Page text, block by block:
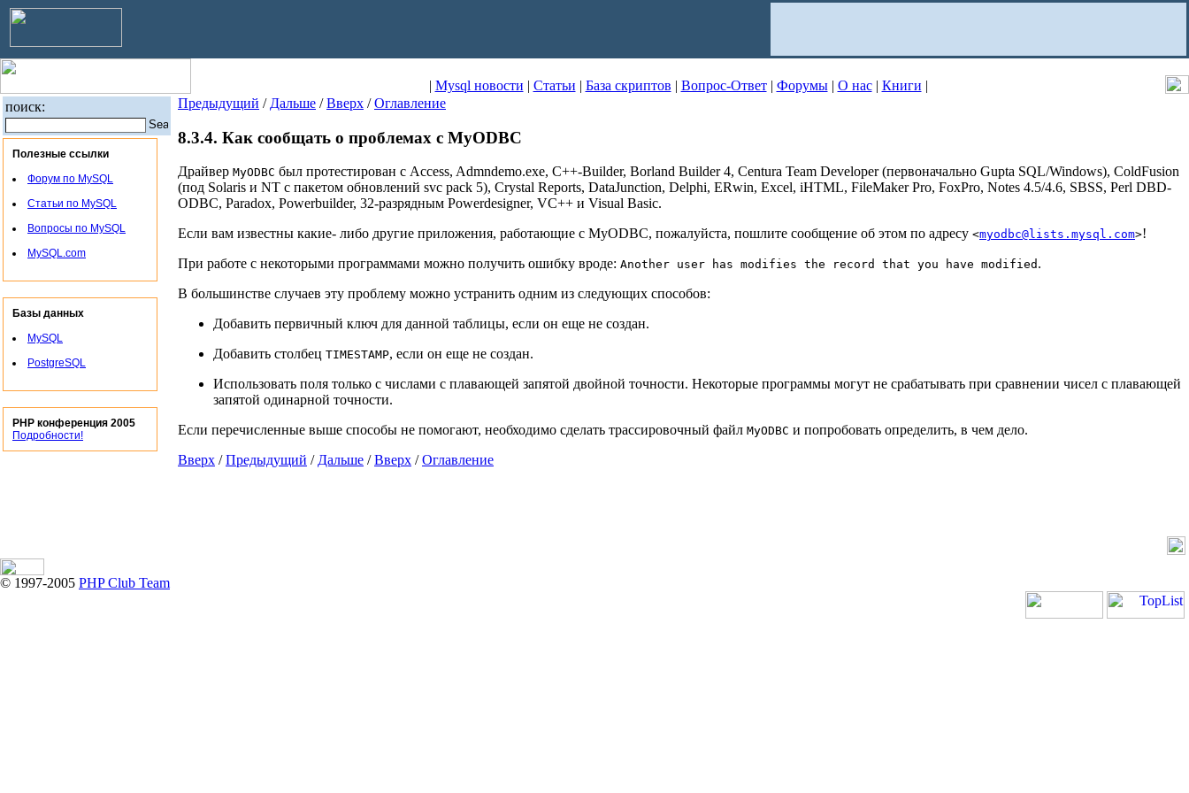
| Mysql новости | Статьи | База скриптов | Вопрос-Ответ| Форумы| О нас| Книги |
поиск:
Полезные ссылки
Форум по MySQL
Статьи по MySQL
Вопросы по MySQL
MySQL.com
Базы данных
MySQL
PostgreSQL
PHP конференция 2005
Подробности!
Предыдущий / Дальше /Вверх /Оглавление
8.3.4. Как сообщать о проблемах с MyODBC
Драйвер MyODBC был протестирован с Access, Admndemo.exe, C++-Builder, Borland Builder 4, Centura Team Developer (первоначально Gupta SQL/Windows), ColdFusion
(под Solaris и NT с пакетом обновлений svc pack 5), Crystal Reports, DataJunction, Delphi, ERwin, Excel, iHTML, FileMaker Pro, FoxPro, Notes 4.5/4.6, SBSS, Perl DBD-
ODBC, Paradox, Powerbuilder, 32-разрядным Powerdesigner, VC++ и Visual Basic.
Если вам известны какие- либо другие приложения, работающие с MyODBC, пожалуйста, пошлите сообщение об этом по адресу <myodbc@lists.mysql.com>!
При работе с некоторыми программами можно получить ошибку вроде: Another user has modifies the record that you have modified .
В большинстве случаев эту проблему можно устранить одним из следующих способов:
Добавить первичный ключ для данной таблицы, если он еще не создан.
Добавить столбец TIMESTAMP, если он еще не создан.
Использовать поля только с числами с плавающей запятой двойной точности. Некоторые программы могут не срабатывать при сравнении чисел с плавающей
запятой одинарной точности.
Если перечисленные выше способы не помогают, необходимо сделать трассировочный файл MyODBC и попробовать определить, в чем дело.
Вверх /Предыдущий /Дальше /Вверх /Оглавление
© 1997-2005 PHP Club Team